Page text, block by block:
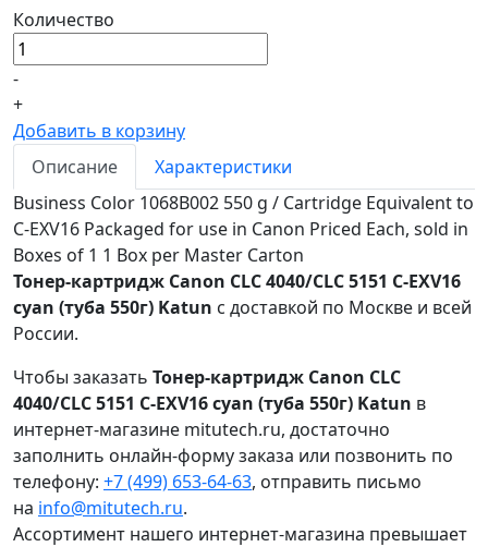
Количество
-
+
Добавить в корзину
Описание
Характеристики
Business Color 1068B002 550 g / Cartridge Equivalent to
C-EXV16 Packaged for use in Canon Priced Each, sold in
Boxes of 1 1 Box per Master Carton
Тонер-картридж Canon CLC 4040/CLC 5151 C-EXV16
cyan (туба 550г) Katun с доставкой по Москве и всей
России.
Чтобы заказать Тонер-картридж Canon CLC
4040/CLC 5151 C-EXV16 cyan (туба 550г) Katun в
интернет-магазине mitutech.ru, достаточно
заполнить онлайн-форму заказа или позвонить по
телефону: +7 (499) 653-64-63, отправить письмо
на info@mitutech.ru.
Ассортимент нашего интернет-магазина превышает